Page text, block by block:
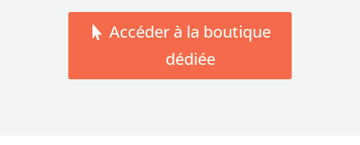
Accéder à la boutique
dédiée